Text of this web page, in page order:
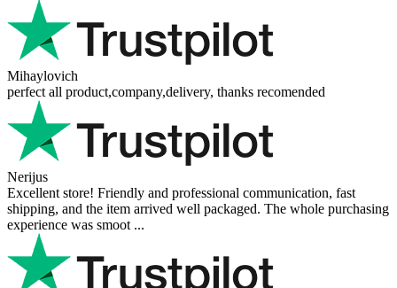
Mihaylovich
perfect all product,company,delivery, thanks recomended
Nerijus
Excellent store! Friendly and professional communication, fast
shipping, and the item arrived well packaged. The whole purchasing
experience was smoot ...